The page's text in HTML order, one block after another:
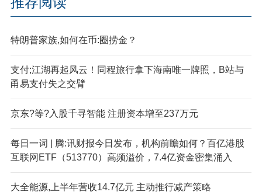
特朗普家族,如何在币:圈捞金？
支付;江湖再起风云！同程旅行拿下海南唯一牌照，B站与
甬易支付失之交臂
京东?等?入股千寻智能 注册资本增至237万元
每日一词 | 腾:讯财报今日发布，机构前瞻如何？百亿港股
互联网ETF（513770）高频溢价，7.4亿资金密集涌入
大全能源,上半年营收14.7亿元 主动推行减产策略